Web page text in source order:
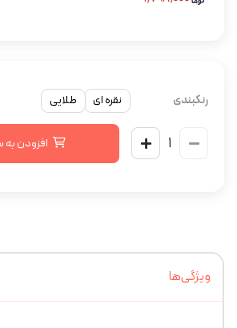
رنگبندی نقره ای طلایی
افزودن
ویژگی‌ها